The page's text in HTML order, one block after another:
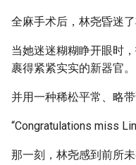
全麻手术后，林尧昏迷了
当她迷迷糊糊睁开眼时
裹得紧紧实实的新器官。
并用一种稀松平常、略
“Congratulations miss
那一刻，林尧感到前所